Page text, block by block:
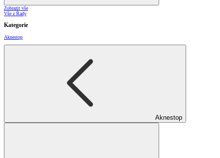
Zobrazit vše
Vše z Řady
Kategorie
Aknestop
Aknestop